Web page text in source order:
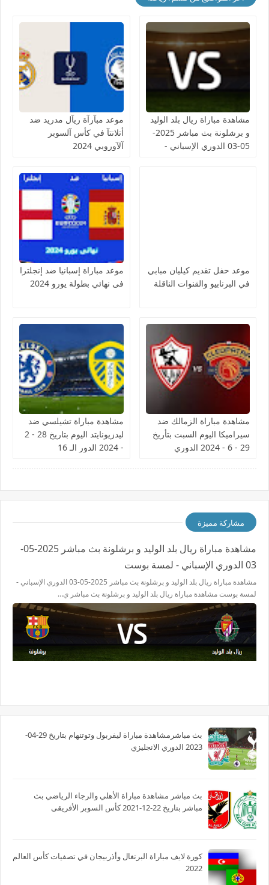
مشاهدة مباراة ريال بلد الوليد
و برشلونة بث مباشر 2025-
05-03 الدوري الإسباني -
موعد مبآرآة ريآل مدريد ضد
أتلانتآ في كأس آلسوبر
آلآوروبي 2024
موعد حفل تقديم كيليان مبابي
في البرنابيو والقنوات الناقلة
موعد مباراة إسبانيا ضد إنجلترا
فى نهائي بطولة يورو 2024
مشاهدة مباراة الزمالك ضد
سيراميكا اليوم السبت بتأريخ
29 - 6 - 2024 الدوري
مشاهدة مباراة تشيلسي ضد
ليدزيونايتد اليوم بتاريخ 28 - 2
- 2024 الدور الـ 16
مشاركة مميزة
مشاهدة مباراة ريال بلد الوليد و برشلونة بث مباشر 2025-05-
03 الدوري الإسباني - لمسة بوست
مشاهدة مباراة ريال بلد الوليد و برشلونة بث مباشر 2025-05-03 الدوري الإسباني -
لمسة بوست مشاهدة مباراة ريال بلد الوليد و برشلونة بث مباشر ي…
بث مباشرمشاهدة مباراة ليفربول وتوتنهام بتاريخ 29-04-
2023 الدوري الانجليزي
بث مباشر مشاهدة مباراة الأهلي والرجاء الرياضي بث
مباشر بتاريخ 22-12-2021 كأس السوبر الأفريقى
كورة لايف مباراة البرتغال وأذربيجان في تصفيات كأس العالم
2022